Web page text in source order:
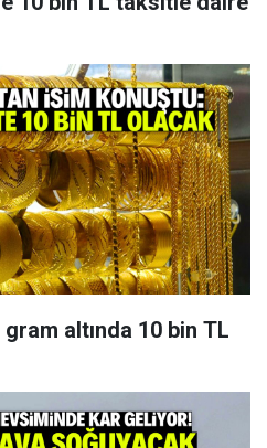
altında 10 bin TL